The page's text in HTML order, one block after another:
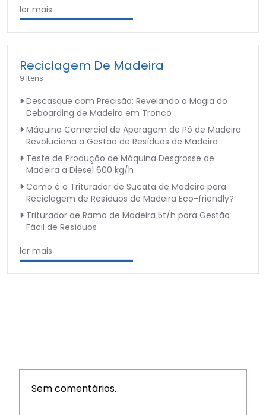
ler mais
Reciclagem De Madeira
9 Itens
Descasque com Precisão: Revelando a Magia do
Deboarding de Madeira em Tronco
Máquina Comercial de Aparagem de Pó de Madeira
Revoluciona a Gestão de Resíduos de Madeira
Teste de Produção de Máquina Desgrosse de
Madeira a Diesel 600 kg/h
Como é o Triturador de Sucata de Madeira para
Reciclagem de Resíduos de Madeira Eco-friendly?
Triturador de Ramo de Madeira 5t/h para Gestão
Fácil de Resíduos
ler mais
Sem comentários.